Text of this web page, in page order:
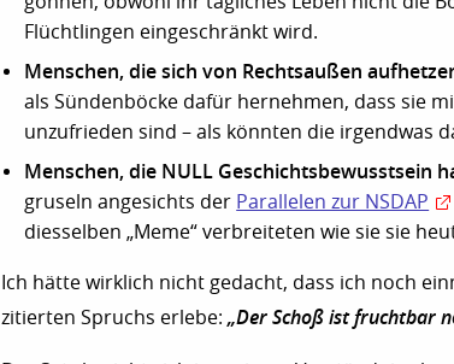
Flüchtlingen eingeschränkt wird.
Menschen, die sich von Rechtsaußen
als Sündenböcke dafür hernehmen, dass sie
unzufrieden sind – als könnten die irgendwas
Menschen, die NULL Geschichtsbewusstsein
gruseln angesichts der Parallelen zur NSDAP
diesselben „Meme“ verbreiteten wie sie sie
Ich hätte wirklich nicht gedacht, dass ich noch
zitierten Spruchs erlebe: „Der Schoß ist fruchtbar